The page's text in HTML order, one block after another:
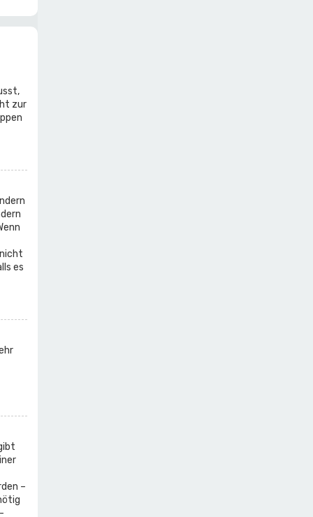
zur
es
–